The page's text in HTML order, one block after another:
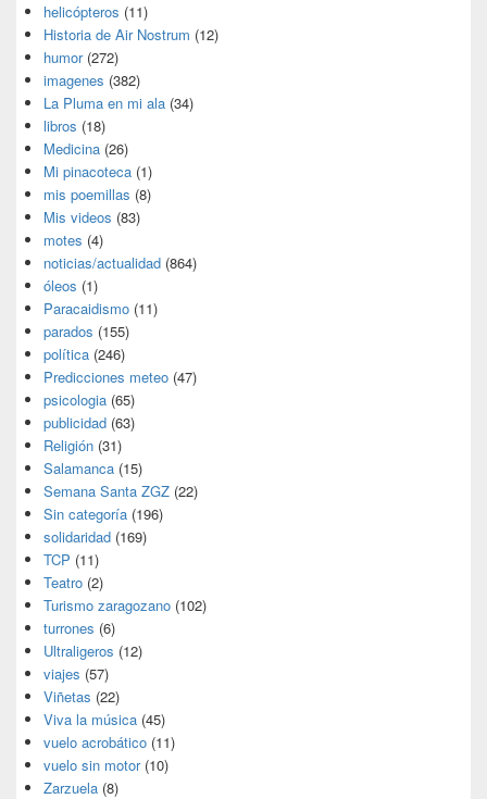
helicópteros (11)
Historia de Air Nostrum (12)
humor(272)
imagenes (382)
La Pluma en mi ala (34)
libros (18)
Medicina (26)
Mi pinacoteca (1)
mis poemillas (8)
Mis videos (83)
motes (4)
noticias/actualidad (864)
óleos (1)
Paracaidismo (11)
parados (155)
política (246)
Predicciones meteo (47)
psicologia (65)
publicidad (63)
Religión (31)
Salamanca (15)
Semana Santa ZGZ (22)
Sin categoría (196)
solidaridad (169)
TCP (11)
Teatro (2)
Turismo zaragozano (102)
turrones (6)
Ultraligeros (12)
viajes (57)
Viñetas (22)
Viva la música (45)
vuelo acrobático (11)
vuelo sin motor(10)
Zarzuela (8)